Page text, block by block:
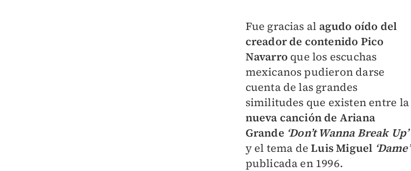
Fue gracias al agudo oído del
creador de contenido Pico
Navarro que los escuchas
mexicanos pudieron darse
cuenta de las grandes
similitudes que existen entre la
nueva canción de Ariana
Grande ‘Don’t Wanna Break Up’
y el tema deLuis Miguel ‘Dame’
publicada en 1996.